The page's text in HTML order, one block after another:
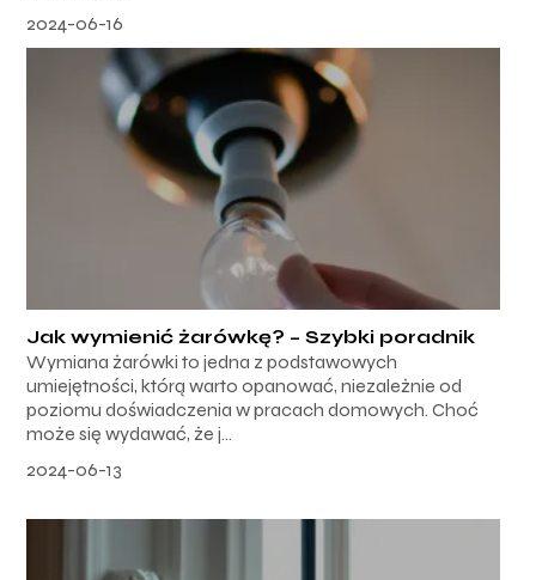
2024-06-16
Jak wymienić żarówkę? – Szybki poradnik
Wymiana żarówki to jedna z podstawowych
umiejętności, którą warto opanować, niezależnie od
poziomu doświadczenia w pracach domowych. Choć
może się wydawać, że j...
2024-06-13